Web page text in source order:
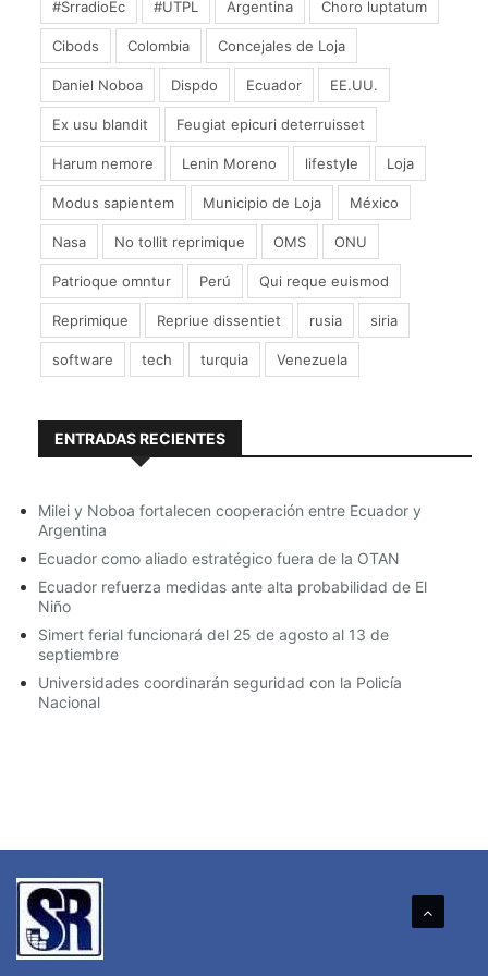
#SrradioEc #UTPL Argentina Choro luptatum
Cibods Colombia Concejales de Loja
Daniel Noboa Dispdo Ecuador EE.UU.
Ex usu blandit Feugiat epicuri deterruisset
Harum nemore Lenin Moreno lifestyle Loja
Modus sapientem Municipio de Loja México
Nasa No tollit reprimique OMS ONU
Patrioque omntur Perú Qui reque euismod
Reprimique Repriue dissentiet rusia siria
software tech turquia Venezuela
ENTRADAS RECIENTES
Milei y Noboa fortalecen cooperación entre Ecuador y
Argentina
Ecuador como aliado estratégico fuera de la OTAN
Ecuador refuerza medidas ante alta probabilidad de El
Niño
Simert ferial funcionará del 25 de agosto al 13 de
septiembre
Universidades coordinarán seguridad con la Policía
Nacional